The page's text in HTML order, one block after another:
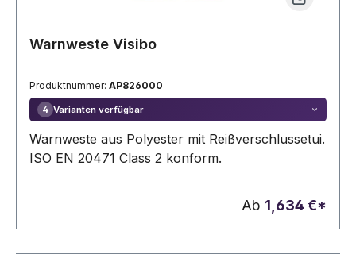
Warnweste Visibo
Produktnummer: AP826000
4 Varianten verfügbar
Warnweste aus Polyester mit Reißverschlussetui.
ISO EN 20471 Class 2 konform.
Ab 1,634 €*